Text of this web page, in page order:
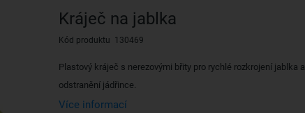
Kráječ na jablka
Kód produktu 130469
Plastový kráječ s nerezovými břity pro rychlé rozkrojení jablka a
odstranění jádřince.
Více informací